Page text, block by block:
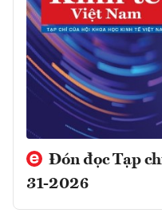
Đón đọc Tạp
31-2026